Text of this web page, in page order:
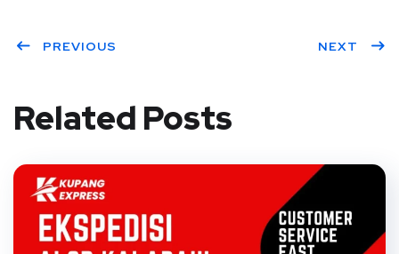
PREVIOUS NEXT
Related Posts